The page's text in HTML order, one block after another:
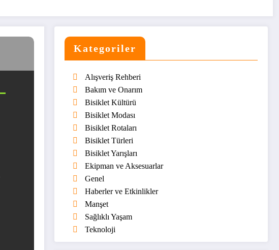
Kategoriler
Alışveriş Rehberi
Bakım ve Onarım
Bisiklet Kültürü
Bisiklet Modası
Bisiklet Rotaları
Bisiklet Türleri
Bisiklet Yarışları
Ekipman ve Aksesuarlar
Genel
Haberler ve Etkinlikler
Manşet
Sağlıklı Yaşam
Teknoloji